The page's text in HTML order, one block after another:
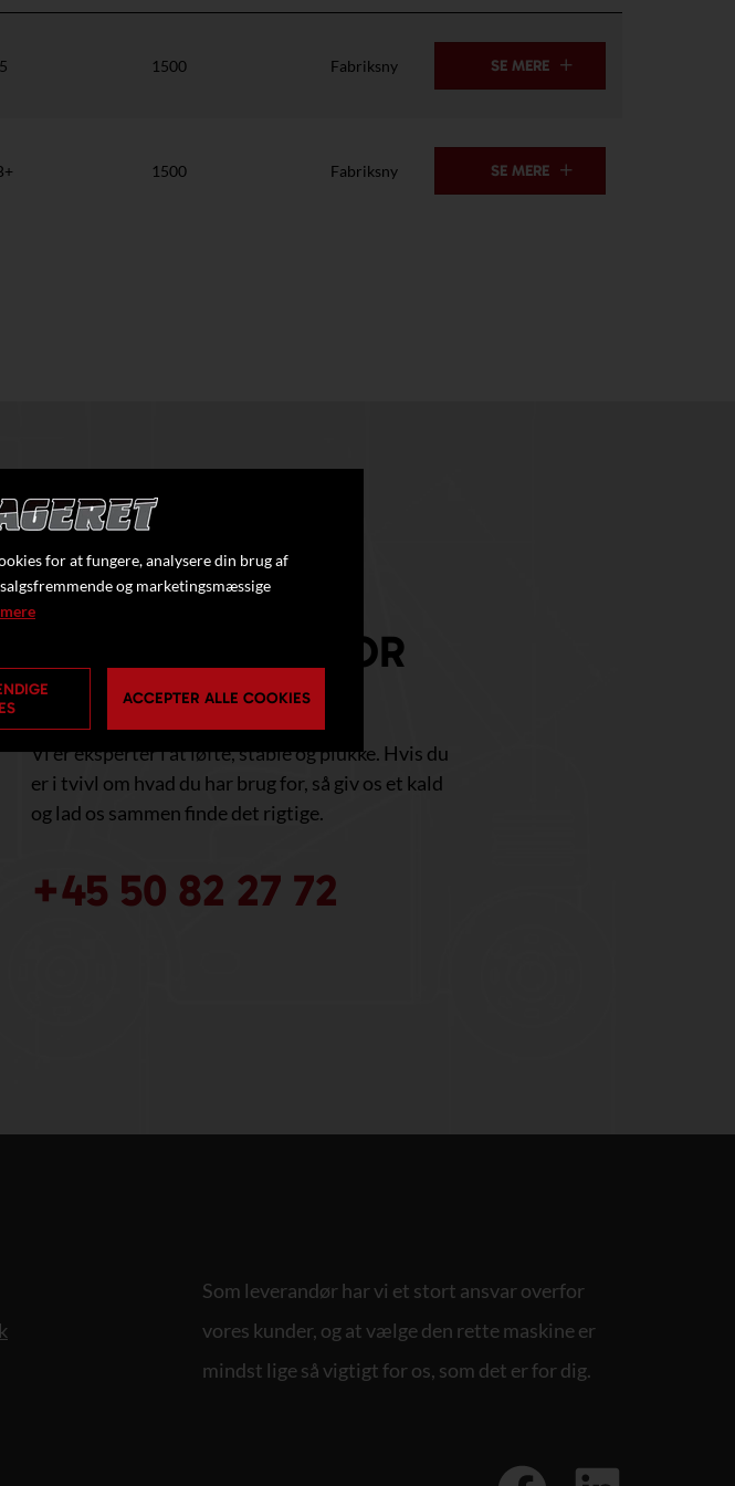
1500 Fabriksny SE MERE
1500 Fabriksny SE MERE
HAR DU BRUG FOR
HJÆLP?
Vi er eksperter i at løfte, stable og plukke. Hvis du
er i tvivl om hvad du har brug for, så giv os et kald
og lad os sammen finde det rigtige.
+45 50 82 27 72
Som leverandør har vi et stort ansvar overfor
vores kunder, og at vælge den rette maskine er
mindst lige så vigtigt for os, som det er for dig.
for at fungere, analysere din brug af
og marketingsmæssige
ACCEPTER ALLE COOKIES